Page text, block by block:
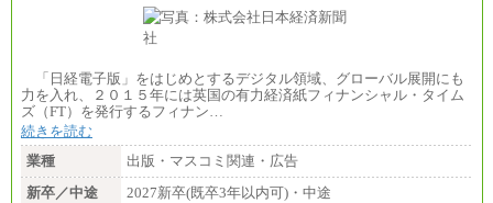
■(株)JTBビジネストランスフォーム
総合職 月給205,000～225,000円＋地域間調整給
エリア総合職 月給185,000円＋地域間調整給
■(株)JTBデータサービス ※2027年新卒募集終了
総合職 月給186,000～194,000円＋地域手当
※詳細はJTBキャリアサイトよりご確認ください。
■I&Jデジタルイノベーション(株)
総合職 月給224,500～242,600円＋地域手当
※詳細はJTBキャリアサイトよりご確認ください。
「日経電子版」をはじめとするデジタル領域、グローバル展開にも
力を入れ、２０１５年には英国の有力経済紙フィナンシャル・タイム
ズ（FT）を発行するフィナン…
続きを読む
業種
出版・マスコミ関連・広告
新卒／中途
2027新卒(既卒3年以内可)・中途